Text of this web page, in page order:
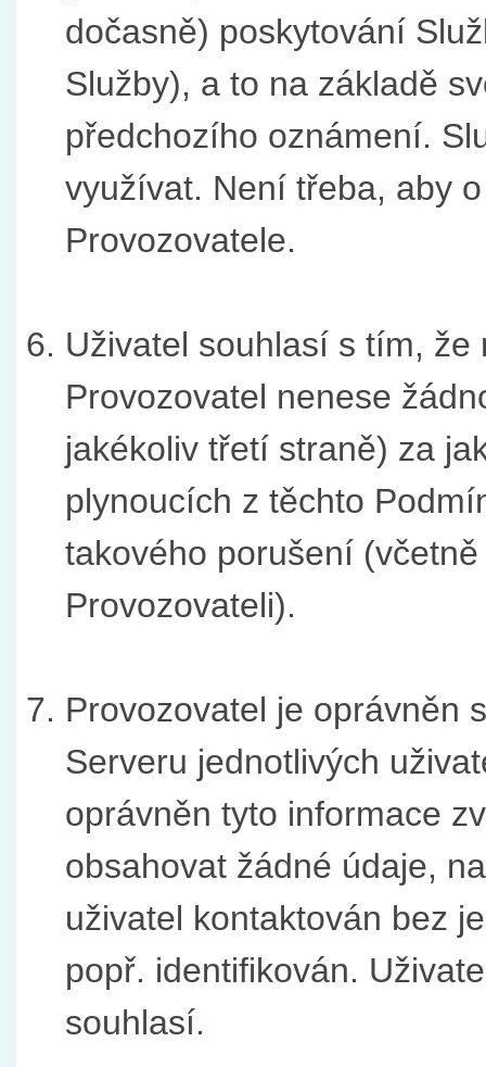
dočasně) poskytování
Služby), a to na základě
předchozího oznámení.
využívat. Není třeba, aby
Provozovatele.
Uživatel souhlasí s tím,
Provozovatel nenese
jakékoliv třetí straně) za
plynoucích z těchto
takového porušení
Provozovateli).
Provozovatel je oprávněn
Serveru jednotlivých
oprávněn tyto informace
obsahovat žádné údaje,
uživatel kontaktován bez
popř. identifikován.
souhlasí.